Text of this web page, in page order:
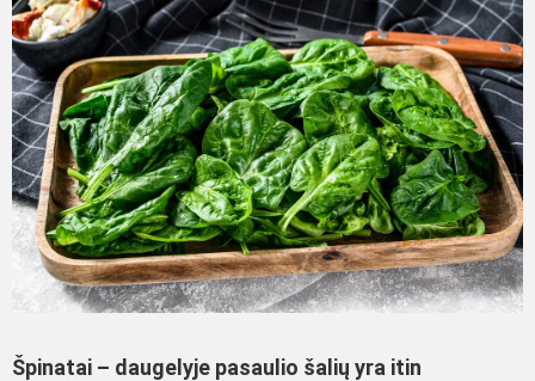
Špinatai – daugelyje pasaulio šalių yra itin